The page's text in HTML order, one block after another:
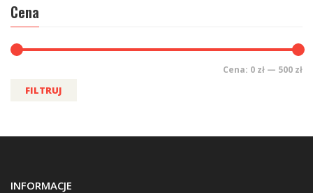
Cena
FILTRUJ
Cena: 0 zł — 500 zł
INFORMACJE